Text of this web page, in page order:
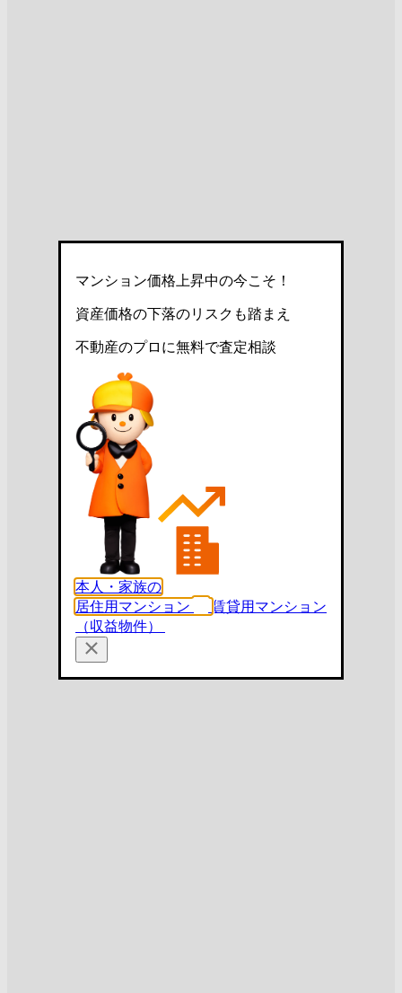
マンション価格上昇中の今こそ！
資産価格の下落のリスクも踏まえ
不動産のプロに無料で査定相談
本人・家族の
居住用マンション
賃貸用マンション
（収益物件）